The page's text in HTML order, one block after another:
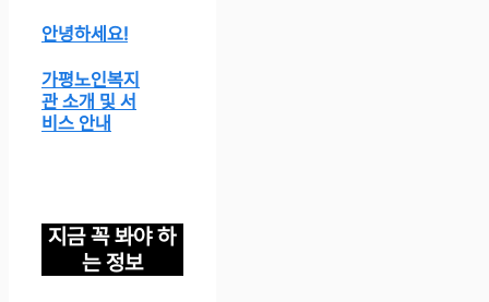
안녕하세요!
가평노인복지
관 소개 및 서
비스 안내
지금 꼭 봐야 하
는 정보